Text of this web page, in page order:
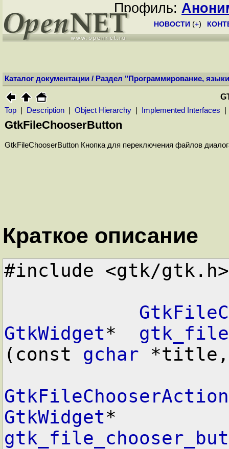
Профиль:
НОВОСТИ (+)
Каталог документации / Раздел "Программирование,
Top Description Object Hierarchy Implemented Interfaces
GtkFileChooserButton
GtkFileChooserButton Кнопка для переключения файлов
Краткое описание
#include <gtk/gtk.h>
GtkWidget*
(const gchar *title,
GtkFileChooserAction
GtkWidget